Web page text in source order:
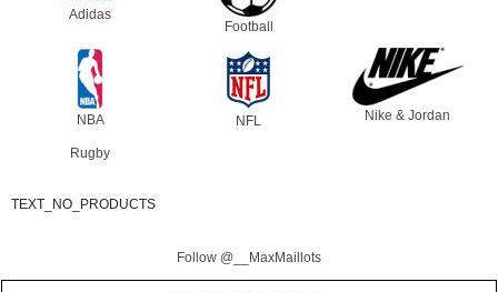
Adidas
Football
NBA NFL Nike & Jordan
Rugby
TEXT_NO_PRODUCTS
Follow @__MaxMaillots